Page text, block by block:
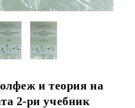
и теория на
2-ри учебник